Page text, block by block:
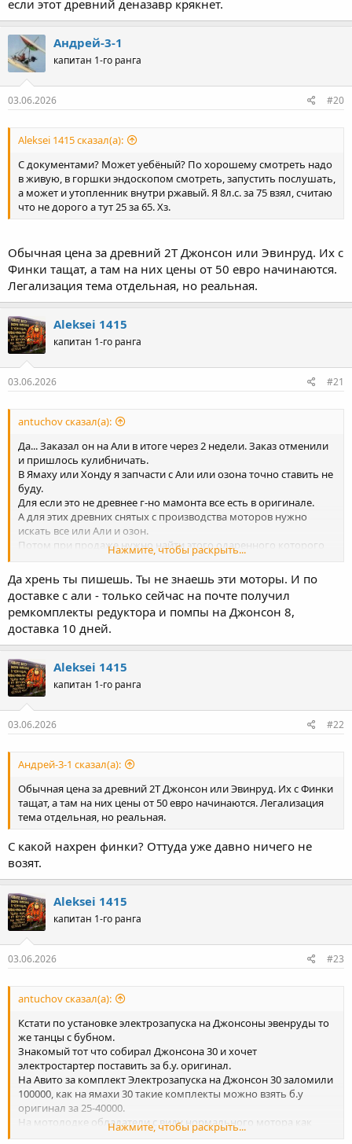
если этот древний деназавр крякнет.
Андрей-3-1
капитан 1-го ранга
03.06.2026 #20
Aleksei 1415 сказал(а):
С документами? Может уебёный? По хорошему смотреть надо
в живую, в горшки эндоскопом смотреть, запустить послушать,
а может и утопленник внутри ржавый. Я 8л.с. за 75 взял, считаю
что не дорого а тут 25 за 65. Хз.
Обычная цена за древний 2Т Джонсон или Эвинруд. Их с
Финки тащат, а там на них цены от 50 евро начинаются.
Легализация тема отдельная, но реальная.
Aleksei 1415
капитан 1-го ранга
03.06.2026 #21
antuchov сказал(а):
Да... Заказал он на Али в итоге через 2 недели. Заказ отменили
и пришлось кулибничать.
В Ямаху или Хонду я запчасти с Али или озона точно ставить не
буду.
Для если это не древнее г-но мамонта все есть в оригинале.
А для этих древних снятых с производства моторов нужно
искать все или Али и озон.
Потом при продаже нужно найти этого одаренного которого
Нажмите, чтобы раскрыть...
Да хрень ты пишешь. Ты не знаешь эти моторы. И по
доставке с али - только сейчас на почте получил
ремкомплекты редуктора и помпы на Джонсон 8,
доставка 10 дней.
Aleksei 1415
капитан 1-го ранга
03.06.2026 #22
Андрей-3-1 сказал(а):
Обычная цена за древний 2Т Джонсон или Эвинруд. Их с Финки
тащат, а там на них цены от 50 евро начинаются. Легализация
тема отдельная, но реальная.
С какой нахрен финки? Оттуда уже давно ничего не
возят.
Aleksei 1415
капитан 1-го ранга
03.06.2026 #23
antuchov сказал(а):
Кстати по установке электрозапуска на Джонсоны эвенруды то
же танцы с бубном.
Знакомый тот что собирал Джонсона 30 и хочет
электростартер поставить за б.у. оригинал.
На Авито за комплект Электрозапуска на Джонсон 30 заломили
100000, как на ямахи 30 такие комплекты можно взять б.у
оригинал за 25-40000.
На мотолодке обладатели с виду нормального мотора как
покупают сразу мануалы по ремонту ищут, в случае если этот
Нажмите, чтобы раскрыть...